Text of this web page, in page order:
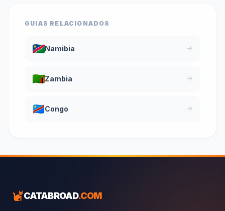
GUIAS RELACIONADOS
Namibia
Zambia
Congo
CATABROAD.COM